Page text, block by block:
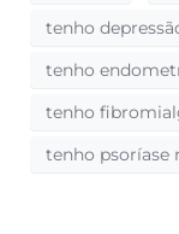
tenho
tenho
tenho
tenho psoríase